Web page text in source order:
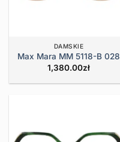
DAMSKIE
Max Mara MM 5118-B 028
1,380.00zł